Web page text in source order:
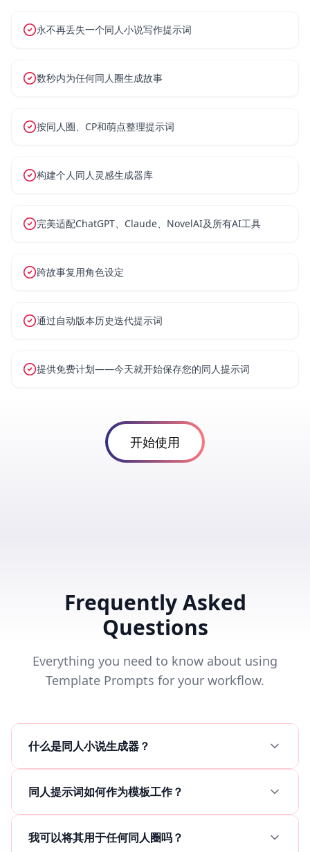
永不再丢失一个同人小说写作提示词
数秒内为任何同人圈生成故事
按同人圈、CP和萌点整理提示词
构建个人同人灵感生成器库
完美适配ChatGPT、Claude、NovelAI及所有AI工具
跨故事复用角色设定
通过自动版本历史迭代提示词
提供免费计划——今天就开始保存您的同人提示词
开始使用
Frequently Asked
Questions
Everything you need to know about using
Template Prompts for your workflow.
什么是同人小说生成器？
同人提示词如何作为模板工作？
我可以将其用于任何同人圈吗？